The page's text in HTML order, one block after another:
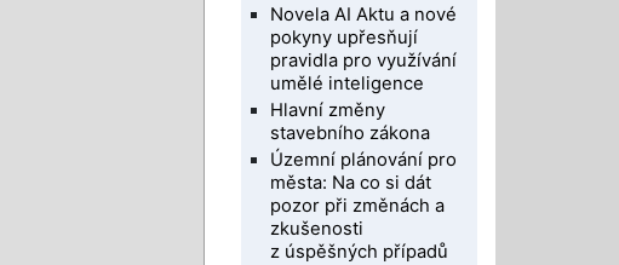
Novela AI Aktu a nové
pokyny upřesňují
pravidla pro využívání
umělé inteligence
Hlavní změny
stavebního zákona
Územní plánování pro
města: Na co si dát
pozor při změnách a
zkušenosti
z úspěšných případů